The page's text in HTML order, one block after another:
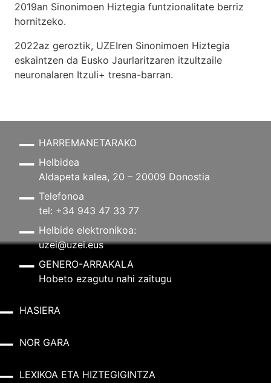
2019an Sinonimoen Hiztegia funtzionalitate berriz
hornitzeko.
2022az geroztik, UZEIren Sinonimoen Hiztegia
eskaintzen da Eusko Jaurlaritzaren itzultzaile
neuronalaren Itzuli+ tresna-barran.
HARREMANETARAKO
Helbidea
Aldapeta kalea, 20 – 20009 Donostia
Telefonoa
tel: +34 943 47 33 77
Helbide elektronikoa:
uzei@uzei.eus
GENERO-ARRAKALA
Hobeto ezagutu nahi zaitugu
HASIERA
NOR GARA
LEXIKOA ETA HIZTEGIGINTZA